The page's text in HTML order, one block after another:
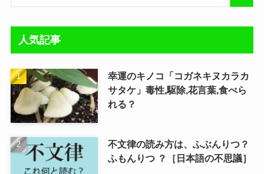
人気記事
幸運のキノコ「コガネキヌカラカ
サタケ」毒性,駆除,花言葉,食べら
れる？
不文律の読み方は、ふぶんりつ？
ふもんりつ ？［日本語の不思議］